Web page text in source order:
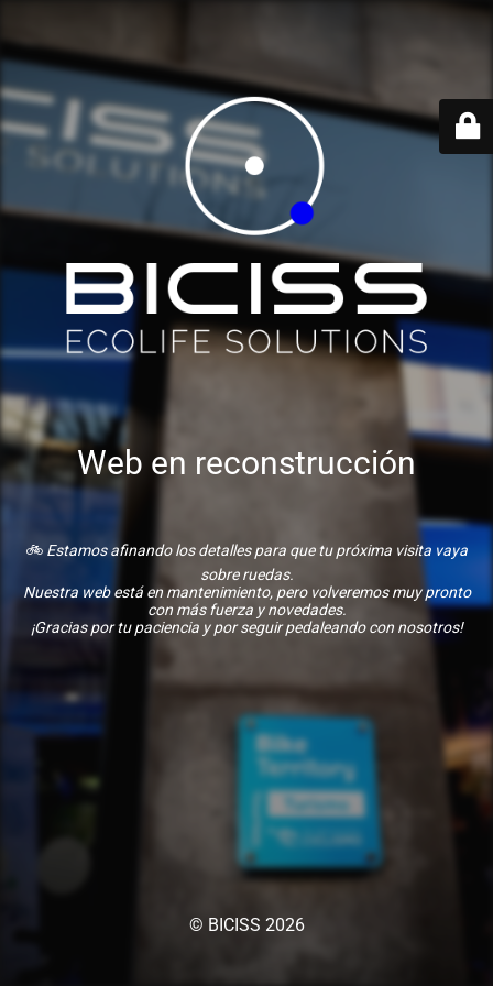
Web en reconstrucción
🚲 Estamos afinando los detalles para que tu próxima visita vaya
sobre ruedas.
Nuestra web está en mantenimiento, pero volveremos muy pronto
con más fuerza y novedades.
¡Gracias por tu paciencia y por seguir pedaleando con nosotros!
© BICISS 2026